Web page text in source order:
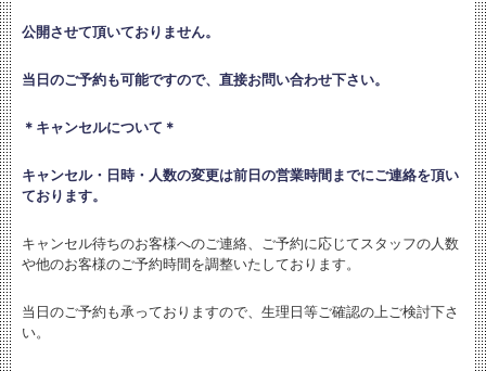
公開させて頂いておりません。
当日のご予約も可能ですので、直接お問い合わせ下さい。
＊キャンセルについて＊
キャンセル・日時・人数の変更は前日の営業時間までにご連絡を頂い
ております。
キャンセル待ちのお客様へのご連絡、ご予約に応じてスタッフの人数
や他のお客様のご予約時間を調整いたしております。
当日のご予約も承っておりますので、生理日等ご確認の上ご検討下さ
い。